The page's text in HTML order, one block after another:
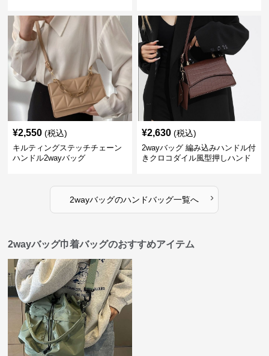
¥2,550 (税込)
キルティングステッチチェーン
ハンドル2wayバッグ
¥2,630 (税込)
2wayバッグ 編み込みハンドル付
きクロコダイル風型押しハンド
2wayバッグのハンドバッグ一覧へ ›
2wayバッグ巾着バッグのおすすめアイテム